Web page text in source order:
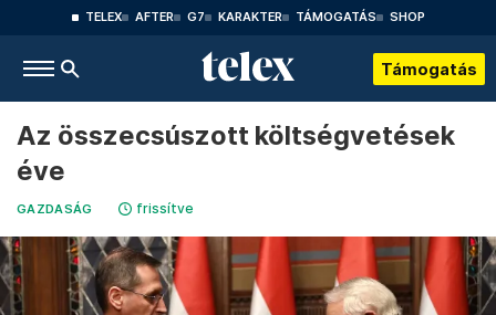
TELEX AFTER G7 KARAKTER TÁMOGATÁS SHOP
Támogatás
Az összecsúszott költségvetések
éve
GAZDASÁG frissítve